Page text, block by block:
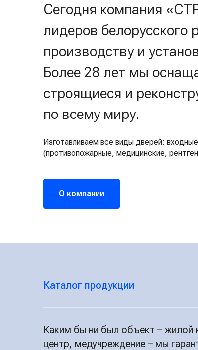
Сегодня компания
лидеров белорусского
производству и
Более 28 лет мы
строящиеся и
по всему миру.
Изготавливаем все виды дверей:
(противопожарные, медицинские,
О компании
Каталог продукции
Каким бы ни был объект – жилой
центр, медучреждение – мы